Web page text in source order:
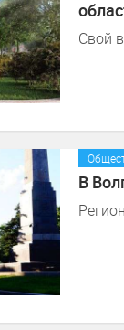
Свой
В